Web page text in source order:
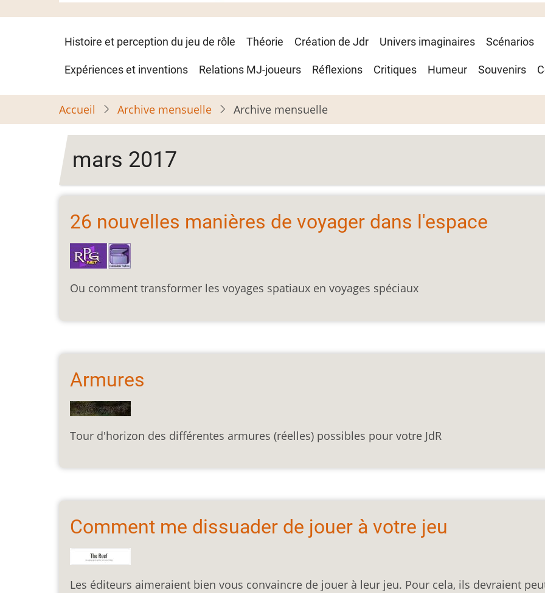
Navigation
principale
Histoire et perception du jeu de rôle Théorie Création de Jdr Univers imaginaires Scénarios
Expériences et inventions Relations MJ-joueurs Réflexions Critiques Humeur Souvenirs
Accueil Archive mensuelle Archive mensuelle
mars 2017
26 nouvelles manières de voyager dans l'espace
Ou comment transformer les voyages spatiaux en voyages spéciaux
Armures
Tour d'horizon des différentes armures (réelles) possibles pour votre JdR
Comment me dissuader de jouer à votre jeu
Les éditeurs aimeraient bien vous convaincre de jouer à leur jeu. Pour cela, ils devraient